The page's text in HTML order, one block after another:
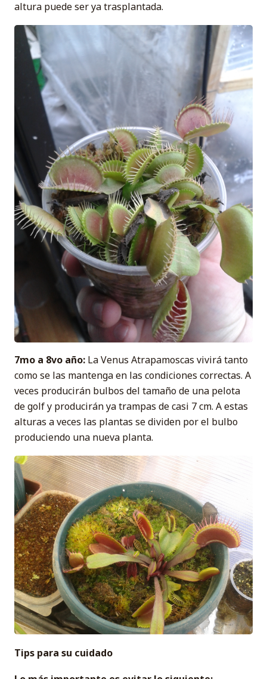
altura puede ser ya trasplantada.
7mo a 8vo año: La Venus Atrapamoscas vivirá tanto
como se las mantenga en las condiciones correctas. A
veces producirán bulbos del tamaño de una pelota
de golf y producirán ya trampas de casi 7 cm. A estas
alturas a veces las plantas se dividen por el bulbo
produciendo una nueva planta.
Tips para su cuidado